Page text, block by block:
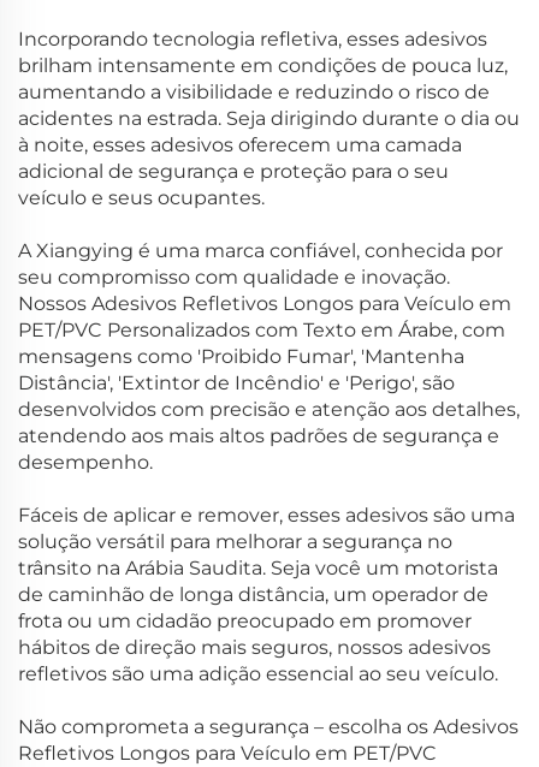
Incorporando tecnologia refletiva, esses adesivos
brilham intensamente em condições de pouca luz,
aumentando a visibilidade e reduzindo o risco de
acidentes na estrada. Seja dirigindo durante o dia ou
à noite, esses adesivos oferecem uma camada
adicional de segurança e proteção para o seu
veículo e seus ocupantes.
A Xiangying é uma marca confiável, conhecida por
seu compromisso com qualidade e inovação.
Nossos Adesivos Refletivos Longos para Veículo em
PET/PVC Personalizados com Texto em Árabe, com
mensagens como 'Proibido Fumar', 'Mantenha
Distância', 'Extintor de Incêndio' e 'Perigo', são
desenvolvidos com precisão e atenção aos detalhes,
atendendo aos mais altos padrões de segurança e
desempenho.
Fáceis de aplicar e remover, esses adesivos são uma
solução versátil para melhorar a segurança no
trânsito na Arábia Saudita. Seja você um motorista
de caminhão de longa distância, um operador de
frota ou um cidadão preocupado em promover
hábitos de direção mais seguros, nossos adesivos
refletivos são uma adição essencial ao seu veículo.
Não comprometa a segurança – escolha os Adesivos
Refletivos Longos para Veículo em PET/PVC